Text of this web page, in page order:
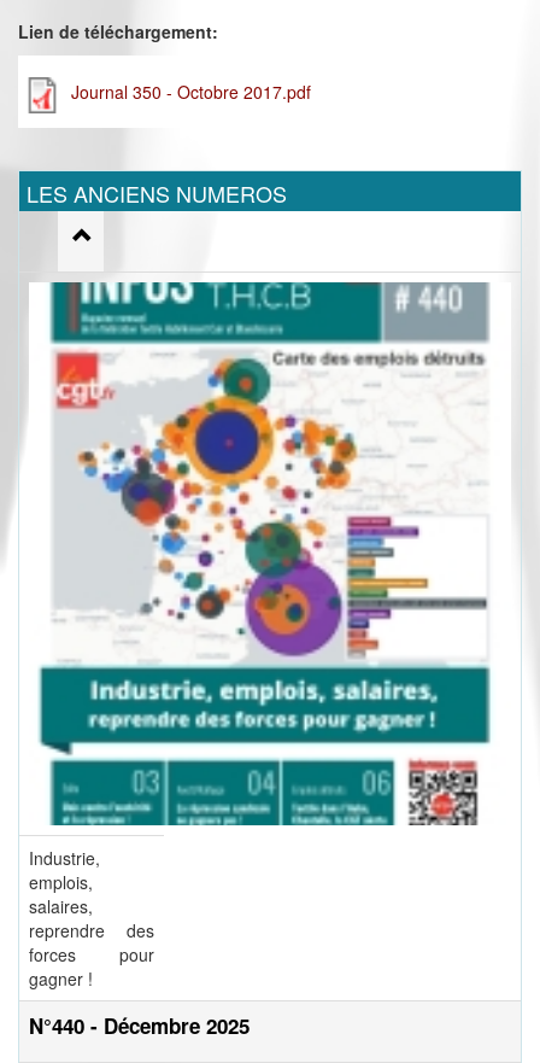
Lien de téléchargement:
Journal 350 - Octobre 2017.pdf
LES ANCIENS NUMEROS
Industrie,
emplois,
salaires,
reprendre des
forces pour
gagner !
N°440 - Décembre 2025